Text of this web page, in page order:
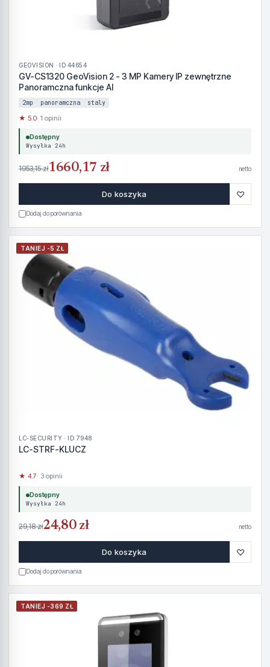
GEOVISION · ID 44654
GV-CS1320 GeoVision 2 - 3 MP Kamery IP zewnętrzne
Panoramczna funkcje AI
2mp panoramczna staly
★ 5.0· 1 opinii
Dostępny
Wysyłka 24h
1953,15 zł1660,17 zł netto
Do koszyka ♡
Dodaj do porównania
TANIEJ -5 ZŁ
LC-SECURITY · ID 7948
LC-STRF-KLUCZ
★ 4.7· 3 opinii
Dostępny
Wysyłka 24h
29,18 zł24,80 zł netto
Do koszyka ♡
Dodaj do porównania
TANIEJ -369 ZŁ